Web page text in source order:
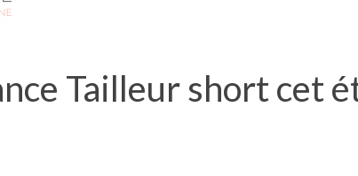
Tailleur short cet